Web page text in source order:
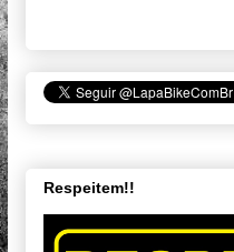
Respeitem!!